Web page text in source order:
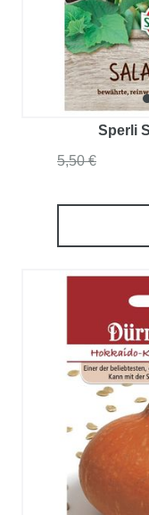
Sperli
5,50 €